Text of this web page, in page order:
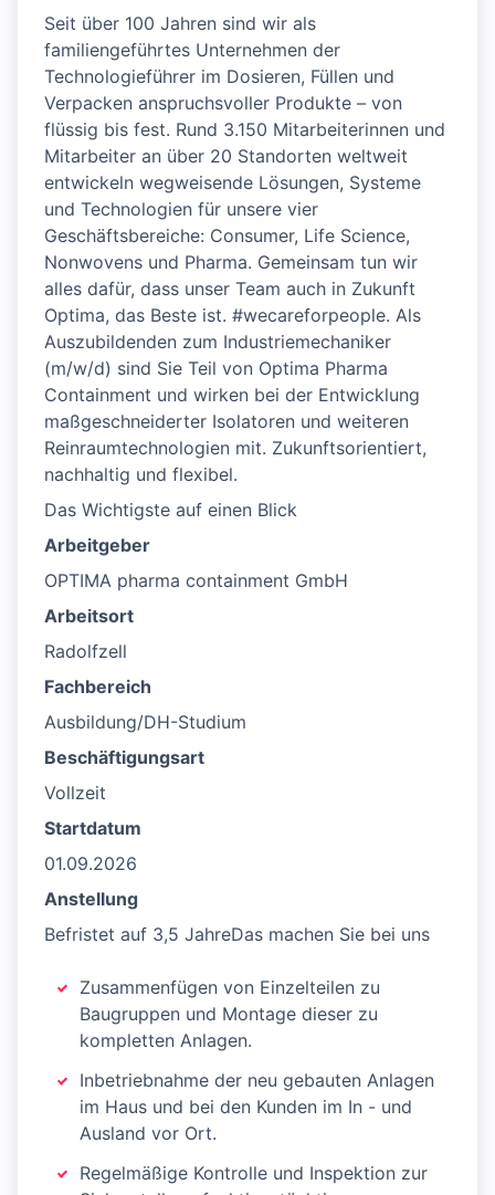
Seit über 100 Jahren sind wir als
familiengeführtes Unternehmen der
Technologieführer im Dosieren, Füllen und
Verpacken anspruchsvoller Produkte – von
flüssig bis fest. Rund 3.150 Mitarbeiterinnen und
Mitarbeiter an über 20 Standorten weltweit
entwickeln wegweisende Lösungen, Systeme
und Technologien für unsere vier
Geschäftsbereiche: Consumer, Life Science,
Nonwovens und Pharma. Gemeinsam tun wir
alles dafür, dass unser Team auch in Zukunft
Optima, das Beste ist. #wecareforpeople. Als
Auszubildenden zum Industriemechaniker
(m/w/d) sind Sie Teil von Optima Pharma
Containment und wirken bei der Entwicklung
maßgeschneiderter Isolatoren und weiteren
Reinraumtechnologien mit. Zukunftsorientiert,
nachhaltig und flexibel.
Das Wichtigste auf einen Blick
Arbeitgeber
OPTIMA pharma containment GmbH
Arbeitsort
Radolfzell
Fachbereich
Ausbildung/DH-Studium
Beschäftigungsart
Vollzeit
Startdatum
01.09.2026
Anstellung
Befristet auf 3,5 JahreDas machen Sie bei uns
Zusammenfügen von Einzelteilen zu
Baugruppen und Montage dieser zu
kompletten Anlagen.
Inbetriebnahme der neu gebauten Anlagen
im Haus und bei den Kunden im In - und
Ausland vor Ort.
Regelmäßige Kontrolle und Inspektion zur